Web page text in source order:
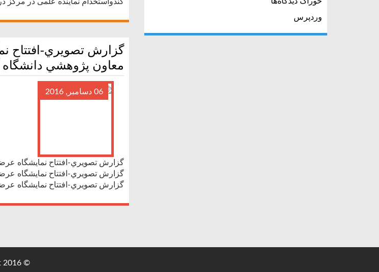
گزارش تصويري-افتتاح
معاون پژوهشي دانشگاه
06 دسامبر, 2016
گزارش تصويري-افتتاح نمایشگاه
گزارش تصويري-افتتاح نمایشگاه
گزارش تصويري-افتتاح نمایشگاه
وردپرس
© Copyright 2016 -